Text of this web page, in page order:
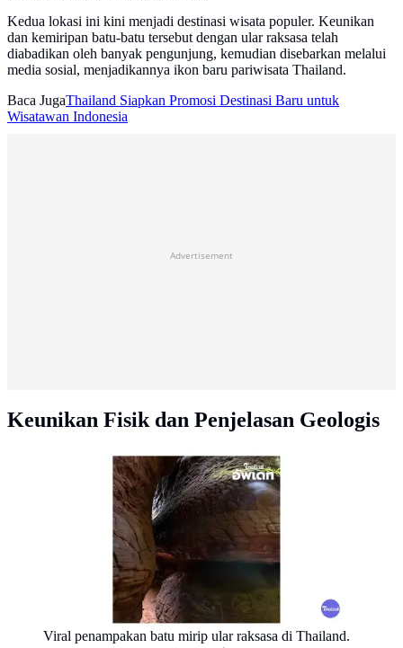
Kedua lokasi ini kini menjadi destinasi wisata populer. Keunikan
dan kemiripan batu-batu tersebut dengan ular raksasa telah
diabadikan oleh banyak pengunjung, kemudian disebarkan melalui
media sosial, menjadikannya ikon baru pariwisata Thailand.
Baca JugaThailand Siapkan Promosi Destinasi Baru untuk
Wisatawan Indonesia
Advertisement
Keunikan Fisik dan Penjelasan Geologis
Viral penampakan batu mirip ular raksasa di Thailand.